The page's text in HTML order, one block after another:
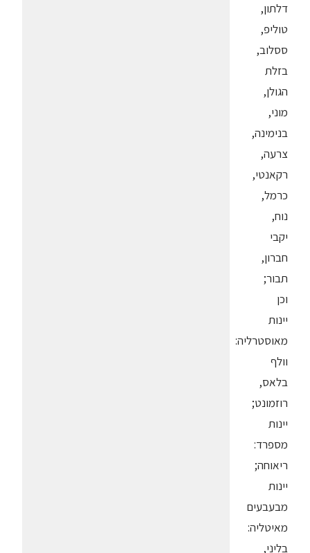
דלתון,
טוליפ,
ססלוב,
בזלת
הגולן,
מוני,
בנימינה,
צרעה,
רקאנטי,
כרמל,
נוח,
יקבי
חברון,
תבור;
וכן
יינות
מאוסטרליה:
וולף
בלאס,
רוזמונט;
יינות
מספרד:
ריאוחה;
יינות
מבעבעים
מאיטליה:
בליני,